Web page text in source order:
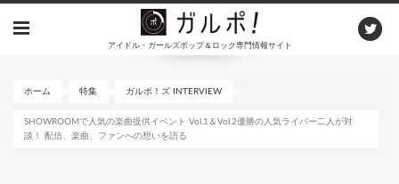
アイドル・ガールズポップ＆ロック専門情報サイト
ホーム 特集 ガルポ！ズ INTERVIEW
SHOWROOMで人気の楽曲提供イベント Vol.1＆Vol.2優勝の人気ライバー二人が対
談！ 配信、楽曲、ファンへの想いを語る